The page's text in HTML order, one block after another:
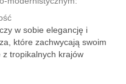
w sobie elegancję i
które zachwycają swoim
tropikalnych krajów